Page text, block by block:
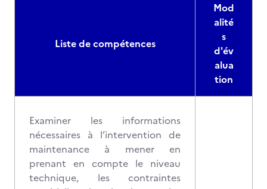
Liste de compétences
Mod
alité
s
d'év
alua
tion
Examiner les informations
nécessaires à l’intervention de
maintenance à mener en
prenant en compte le niveau
technique, les contraintes